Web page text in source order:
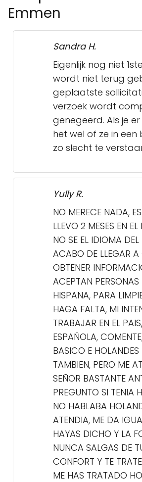
Manpower
Emmen
Eigenlijk nog niet
wordt niet terug
geplaatste
verzoek wordt
genegeerd. Als je
het wel of ze in een
zo slecht te
Yully R.
NO MERECE NADA,
LLEVO 2 MESES EN EL
NO SE EL IDIOMA DEL
ACABO DE LLEGAR
OBTENER
ACEPTAN
HISPANA, PARA
HAGA FALTA, MI
TRABAJAR EN EL
ESPAÑOLA,
BASICO E
TAMBIEN, PERO ME
SEÑOR BASTANTE
PREGUNTO SI TENIA
NO HABLABA
ATENDIA, ME DA
HAYAS DICHO Y LA
NUNCA SALGAS DE
CONFORT Y TE